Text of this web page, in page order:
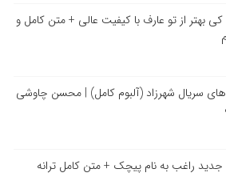
بهتر از تو عارف با کیفیت عالی + متن کامل و
سریال شهرزاد (آلبوم کامل) | محسن چاوشی
جدید راغب به نام پیچک + متن کامل ترانه